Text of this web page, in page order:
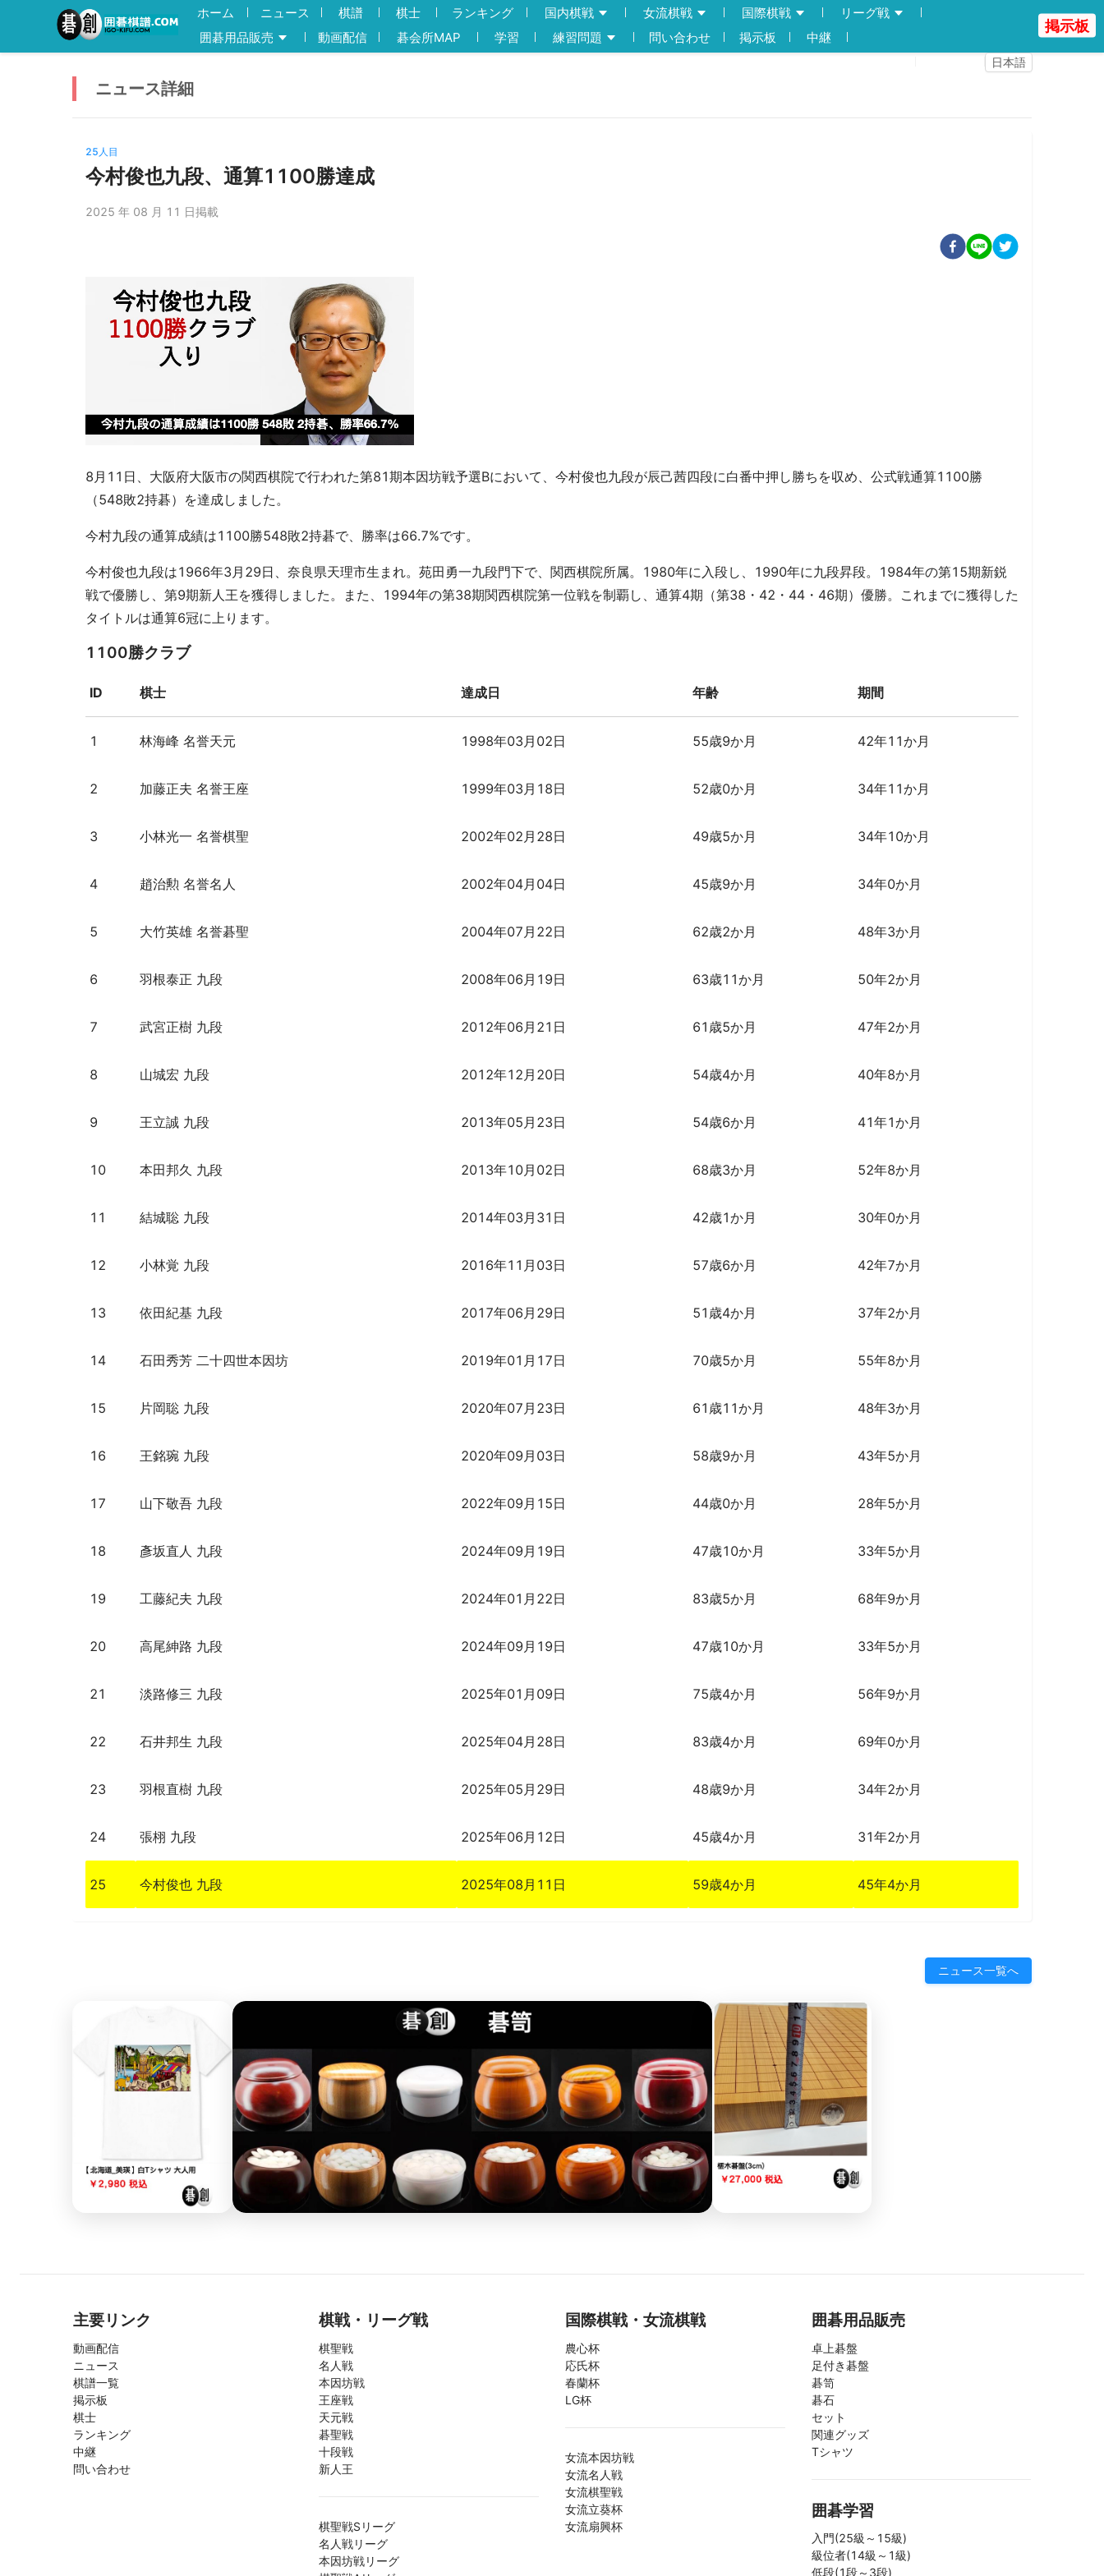
ホーム ニュース 棋譜 棋士 ランキング 国内棋戦 女流棋戦 国際棋戦
リーグ戦
囲碁用品販売
動画配信 碁会所MAP 学習 練習問題 問い合わせ 掲示板
中継
日本語
掲示板
ニュース詳細
25人目
今村俊也九段、通算1100勝達成
2025 年 08 月 11 日掲載
8月11日、大阪府大阪市の関西棋院で行われた第81期本因坊戦予選Bにおいて、今村俊也九段が辰己茜四段に白番中押し勝ちを収め、公式戦通算1100勝
（548敗2持碁）を達成しました。
今村九段の通算成績は1100勝548敗2持碁で、勝率は66.7%です。
今村俊也九段は1966年3月29日、奈良県天理市生まれ。苑田勇一九段門下で、関西棋院所属。1980年に入段し、1990年に九段昇段。1984年の第15期新鋭
戦で優勝し、第9期新人王を獲得しました。また、1994年の第38期関西棋院第一位戦を制覇し、通算4期（第38・42・44・46期）優勝。これまでに獲得した
タイトルは通算6冠に上ります。
1100勝クラブ
ID 棋士 達成日 年齢 期間
1 林海峰 名誉天元 1998年03月02日 55歳9か月 42年11か月
2 加藤正夫 名誉王座 1999年03月18日 52歳0か月 34年11か月
3 小林光一 名誉棋聖 2002年02月28日 49歳5か月 34年10か月
4 趙治勲 名誉名人 2002年04月04日 45歳9か月 34年0か月
5 大竹英雄 名誉碁聖 2004年07月22日 62歳2か月 48年3か月
6 羽根泰正 九段 2008年06月19日 63歳11か月 50年2か月
7 武宮正樹 九段 2012年06月21日 61歳5か月 47年2か月
8 山城宏 九段 2012年12月20日 54歳4か月 40年8か月
9 王立誠 九段 2013年05月23日 54歳6か月 41年1か月
10 本田邦久 九段 2013年10月02日 68歳3か月 52年8か月
11 結城聡 九段 2014年03月31日 42歳1か月 30年0か月
12 小林覚 九段 2016年11月03日 57歳6か月 42年7か月
13 依田紀基 九段 2017年06月29日 51歳4か月 37年2か月
14 石田秀芳 二十四世本因坊 2019年01月17日 70歳5か月 55年8か月
15 片岡聡 九段 2020年07月23日 61歳11か月 48年3か月
16 王銘琬 九段 2020年09月03日 58歳9か月 43年5か月
17 山下敬吾 九段 2022年09月15日 44歳0か月 28年5か月
18 彥坂直人 九段 2024年09月19日 47歳10か月 33年5か月
19 工藤紀夫 九段 2024年01月22日 83歳5か月 68年9か月
20 高尾紳路 九段 2024年09月19日 47歳10か月 33年5か月
21 淡路修三 九段 2025年01月09日 75歳4か月 56年9か月
22 石井邦生 九段 2025年04月28日 83歳4か月 69年0か月
23 羽根直樹 九段 2025年05月29日 48歳9か月 34年2か月
24 張栩 九段 2025年06月12日 45歳4か月 31年2か月
25 今村俊也 九段 2025年08月11日 59歳4か月 45年4か月
ニュース一覧へ
主要リンク
動画配信
ニュース
棋譜一覧
掲示板
棋士
ランキング
中継
問い合わせ
棋戦・リーグ戦
棋聖戦
名人戦
本因坊戦
王座戦
天元戦
碁聖戦
十段戦
新人王
棋聖戦Sリーグ
名人戦リーグ
本因坊戦リーグ
国際棋戦・女流棋戦
農心杯
応氏杯
春蘭杯
LG杯
女流本因坊戦
女流名人戦
女流棋聖戦
女流立葵杯
女流扇興杯
囲碁用品販売
卓上碁盤
足付き碁盤
碁笥
碁石
セット
関連グッズ
Tシャツ
囲碁学習
入門(25級～15級)
級位者(14級～1級)
低段(1段～3段)